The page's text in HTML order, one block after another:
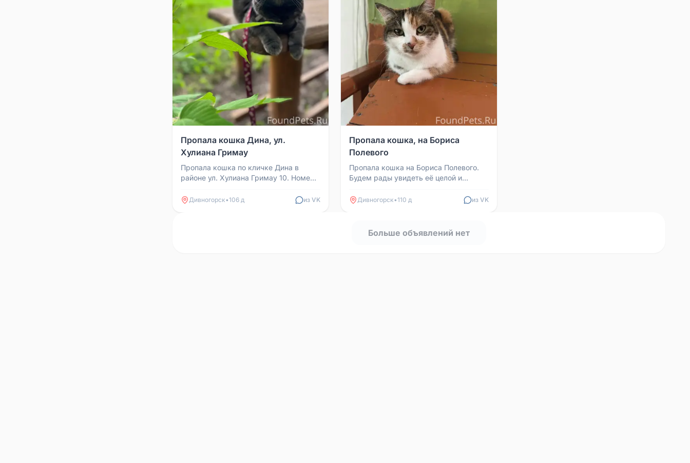
Пропала кошка Дина, ул.
Хулиана Гримау
Пропала кошка по кличке Дина в
районе ул. Хулиана Гримау 10. Номер
Дивногорск•106 д из VK
Пропала кошка, на Бориса
Полевого
Пропала кошка на Бориса Полевого.
Будем рады увидеть её целой и
переживаем. Обращаться по номер...
Дивногорск•110 д из VK
Больше объявлений нет